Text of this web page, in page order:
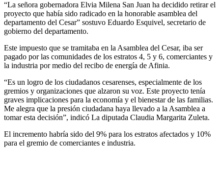
“La señora gobernadora Elvia Milena San Juan ha decidido retirar el
proyecto que había sido radicado en la honorable asamblea del
departamento del Cesar” sostuvo Eduardo Esquivel, secretario de
gobierno del departamento.
Este impuesto que se tramitaba en la Asamblea del Cesar, iba ser
pagado por las comunidades de los estratos 4, 5 y 6, comerciantes y
la industria por medio del recibo de energía de Afinia.
“Es un logro de los ciudadanos cesarenses, especialmente de los
gremios y organizaciones que alzaron su voz. Este proyecto tenía
graves implicaciones para la economía y el bienestar de las familias.
Me alegra que la presión ciudadana haya llevado a la Asamblea a
tomar esta decisión”, indicó La diputada Claudia Margarita Zuleta.
El incremento habría sido del 9% para los estratos afectados y 10%
para el gremio de comerciantes e industria.